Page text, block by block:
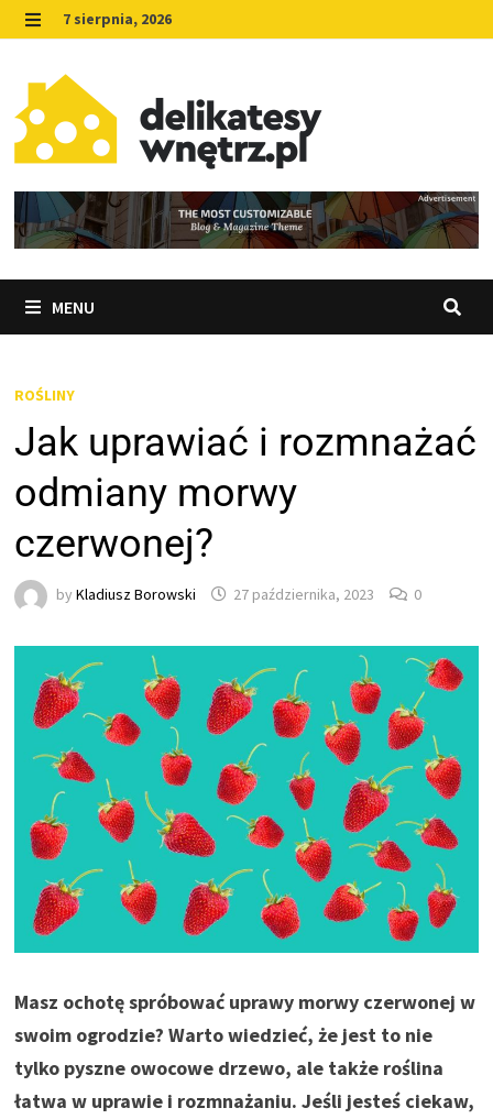
Skip
to
content
MENU
7 sierpnia, 2026
MENU
ROŚLINY
Jak uprawiać i rozmnażać
odmiany morwy
czerwonej?
byKladiusz Borowski 27 października, 2023 0
Masz ochotę spróbować uprawy morwy czerwonej w
swoim ogrodzie? Warto wiedzieć, że jest to nie
tylko pyszne owocowe drzewo, ale także roślina
łatwa w uprawie i rozmnażaniu. Jeśli jesteś ciekaw,